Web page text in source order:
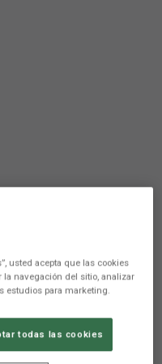
al
usted acepta que las cookies
navegación del sitio, analizar
estudios para marketing.
todas las cookies